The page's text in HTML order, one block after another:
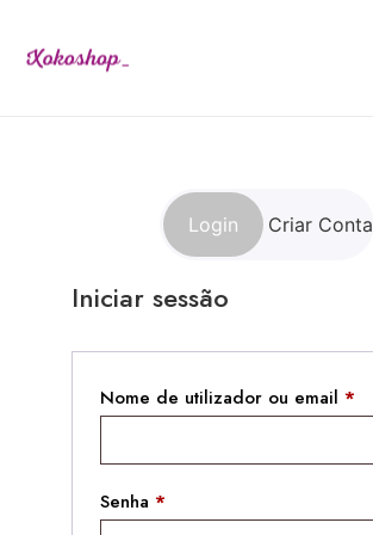
Login Criar Conta
Iniciar sessão
Nome de utilizador ou email *
Senha *
Registar nova conta
Nome de utilizador*
Endereço de email